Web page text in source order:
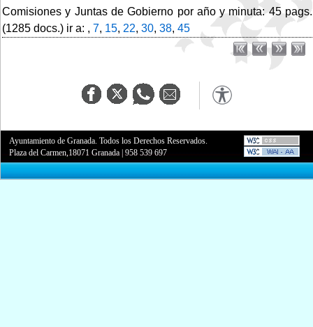
Comisiones y Juntas de Gobierno por año y minuta: 45 pags.
(1285 docs.) ir a: , 7, 15, 22, 30, 38, 45
Ayuntamiento de Granada. Todos los Derechos Reservados.
Plaza del Carmen,18071 Granada |958 539 697